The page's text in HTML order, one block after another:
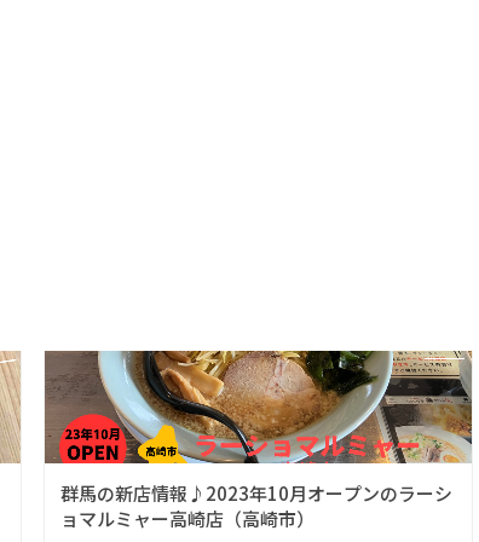
群馬の新店情報♪2023年10月オープンのラーシ
ョマルミャー高崎店（高崎市）